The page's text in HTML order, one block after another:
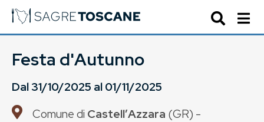
Festa d'Autunno
Dal31/10/2025 al01/11/2025
Comune di CastellʼAzzara (GR) -